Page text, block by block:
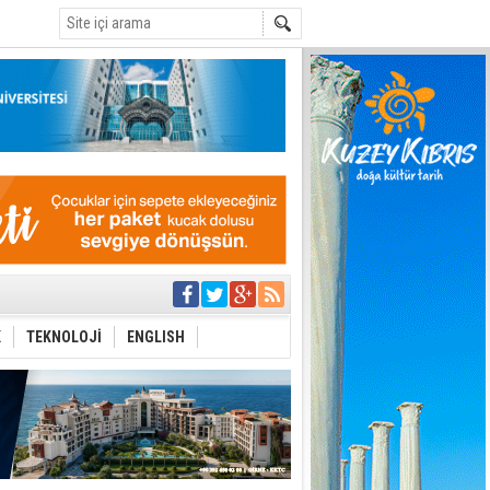
Çevriliyor"
en temel
Festival
TEKNOLOJİ ENGLISH